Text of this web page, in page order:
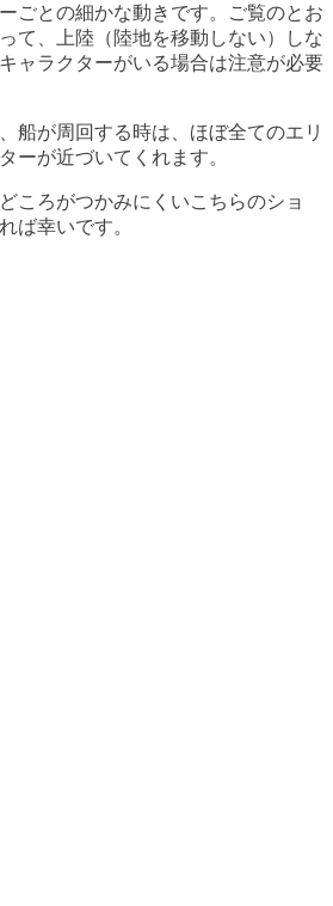
ごとの細かな動きです。ご覧のとお
て、上陸（陸地を移動しない）しな
ャラクターがいる場合は注意が必要
船が周回する時は、ほぼ全てのエリ
ーが近づいてくれます。
ころがつかみにくいこちらのショ
ば幸いです。